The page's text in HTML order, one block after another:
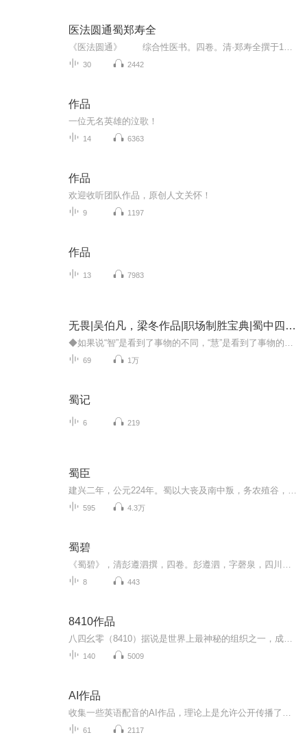
医法圆通蜀郑寿全
30 2442
作品
一位无名英雄的泣歌！
14 6363
作品
欢迎收听团队作品，原创人文关怀！
9 1197
作品
13 7983
无畏|吴伯凡，梁冬作品|职场制胜宝典|蜀中四公子
69 1万
蜀记
6 219
蜀臣
595 4.3万
蜀碧
8 443
8410作品
140 5009
AI作品
61 2117